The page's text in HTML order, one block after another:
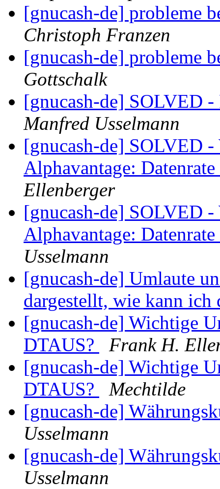
[gnucash-de] probleme
Christoph Franzen
[gnucash-de] probleme
Gottschalk
[gnucash-de] SOLVED
Manfred Usselmann
[gnucash-de] SOLVED
Alphavantage:
Ellenberger
[gnucash-de] SOLVED
Alphavantage:
Usselmann
[gnucash-de] Umlaute
dargestellt, wie kann ich
[gnucash-de] Wichtige
DTAUS?
Frank H.
[gnucash-de] Wichtige
DTAUS?
Mechtilde
[gnucash-de]
Usselmann
[gnucash-de]
Usselmann